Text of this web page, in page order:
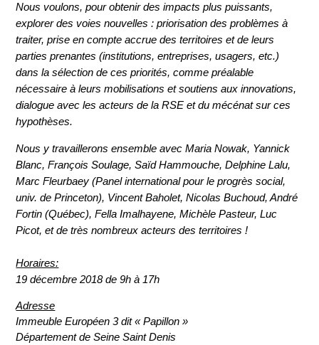
Nous voulons, pour obtenir des impacts plus puissants,
explorer des voies nouvelles : priorisation des problèmes à
traiter, prise en compte accrue des territoires et de leurs
parties prenantes (institutions, entreprises, usagers, etc.)
dans la sélection de ces priorités, comme préalable
nécessaire à leurs mobilisations et soutiens aux innovations,
dialogue avec les acteurs de la RSE et du mécénat sur ces
hypothèses.
Nous y travaillerons ensemble avec Maria Nowak, Yannick
Blanc, François Soulage, Saïd Hammouche, Delphine Lalu,
Marc Fleurbaey (Panel international pour le progrès social,
univ. de Princeton), Vincent Baholet, Nicolas Buchoud, André
Fortin (Québec), Fella Imalhayene, Michèle Pasteur, Luc
Picot, et de très nombreux acteurs des territoires !
Horaires:
19 décembre 2018 de 9h à 17h
Adresse
Immeuble Européen 3 dit « Papillon »
Département de Seine Saint Denis